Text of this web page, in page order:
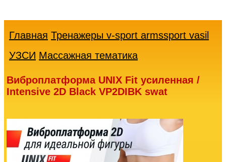
Главная Тренажеры v-sport armssport vasil
УЗСИ Массажная тематика
Виброплатформа UNIX Fit усиленная /
Intensive 2D Black VP2DIBK swat